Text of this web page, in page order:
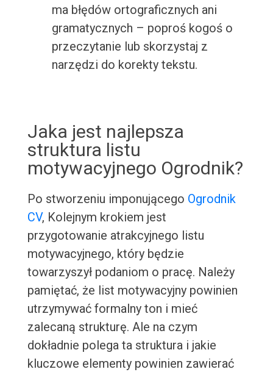
ma błędów ortograficznych ani
gramatycznych – poproś kogoś o
przeczytanie lub skorzystaj z
narzędzi do korekty tekstu.
Jaka jest najlepsza
struktura listu
motywacyjnego Ogrodnik?
Po stworzeniu imponującego Ogrodnik
CV, Kolejnym krokiem jest
przygotowanie atrakcyjnego listu
motywacyjnego, który będzie
towarzyszył podaniom o pracę. Należy
pamiętać, że list motywacyjny powinien
utrzymywać formalny ton i mieć
zalecaną strukturę. Ale na czym
dokładnie polega ta struktura i jakie
kluczowe elementy powinien zawierać